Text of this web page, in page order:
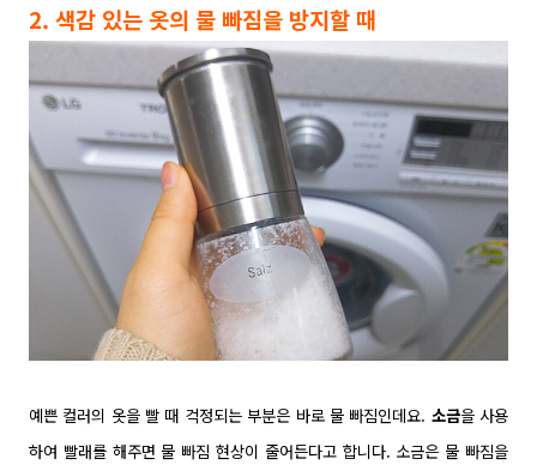
2. 색감 있는 옷의 물 빠짐을 방지할 때
예쁜 컬러의 옷을 빨 때 걱정되는 부분은 바로 물 빠짐인데요. 소금을 사용
하여 빨래를 해주면 물 빠짐 현상이 줄어든다고 합니다. 소금은 물 빠짐을